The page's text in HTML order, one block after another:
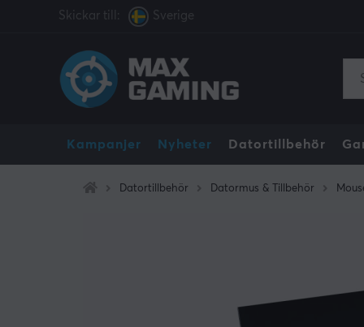
Skickar till: Sverige
Kampanjer Nyheter Datortillbehör
Datortillbehör Datormus & Tillbehör